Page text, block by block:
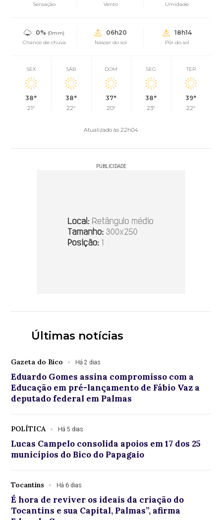
Sensação Vento Umidade
0% (0mm)
Chance de chuva
06h20
Nascer do sol
18h14
Pôr do sol
SEX
38°
21°
SÁB
38°
22°
DOM
37°
20°
SEG
38°
23°
TER
39°
22°
Atualizado às 22h04
PUBLICIDADE
Últimas notícias
Gazeta do Bico Há 2 dias
Eduardo Gomes assina compromisso com a
Educação em pré-lançamento de Fábio Vaz a
deputado federal em Palmas
POLÍTICA Há 5 dias
Lucas Campelo consolida apoios em 17 dos 25
municípios do Bico do Papagaio
Tocantins Há 6 dias
É hora de reviver os ideais da criação do
Tocantins e sua Capital, Palmas”, afirma